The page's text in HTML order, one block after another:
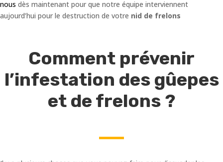
nous dès maintenant pour que notre équipe interviennent
aujourd’hui pour le destruction de votre nid de frelons
Comment prévenir
l’infestation des gûepes
et de frelons ?